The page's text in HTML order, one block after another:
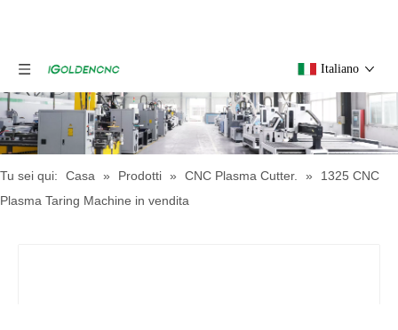
Italiano
Tu sei qui: Casa » Prodotti » CNC Plasma Cutter. »
1325 CNC
Plasma Taring Machine in vendita